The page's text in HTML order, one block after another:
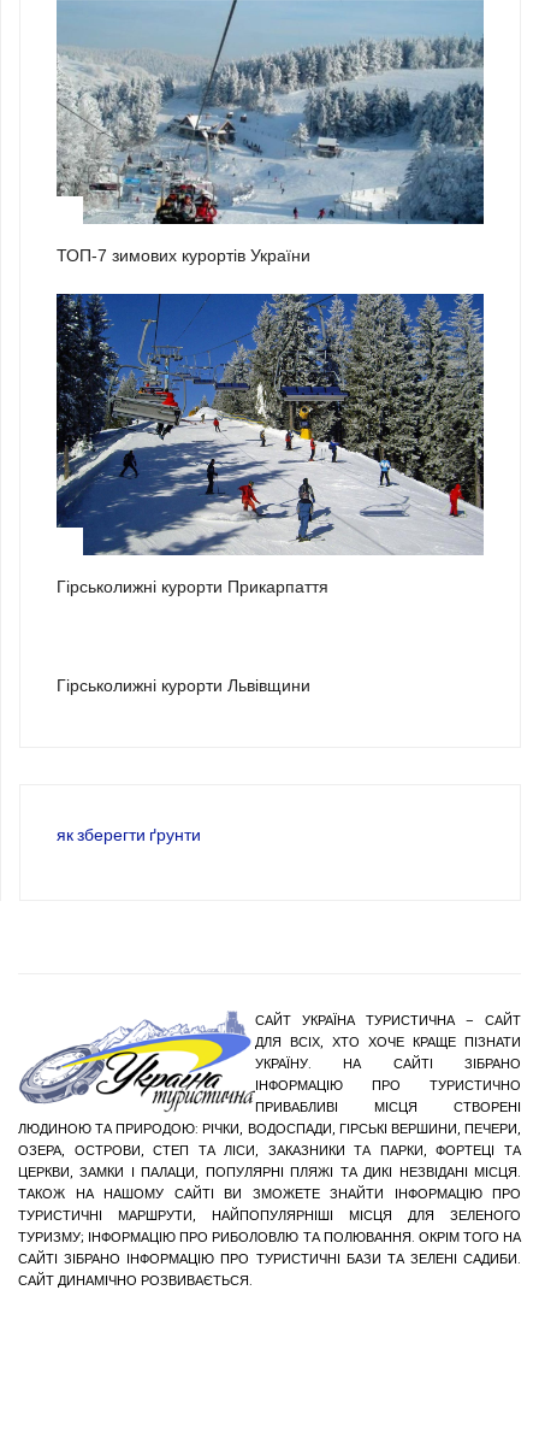
ТОП-7 зимових курортів України
Гірськолижні курорти Прикарпаття
Гірськолижні курорти Львівщини
як зберегти ґрунти
САЙТ УКРАЇНА ТУРИСТИЧНА – САЙТ
ДЛЯ ВСІХ, ХТО ХОЧЕ КРАЩЕ ПІЗНАТИ
УКРАЇНУ. НА САЙТІ ЗІБРАНО
ІНФОРМАЦІЮ ПРО ТУРИСТИЧНО
ПРИВАБЛИВІ МІСЦЯ СТВОРЕНІ
ЛЮДИНОЮ ТА ПРИРОДОЮ: РІЧКИ, ВОДОСПАДИ, ГІРСЬКІ ВЕРШИНИ, ПЕЧЕРИ,
ОЗЕРА, ОСТРОВИ, СТЕП ТА ЛІСИ, ЗАКАЗНИКИ ТА ПАРКИ, ФОРТЕЦІ ТА
ЦЕРКВИ, ЗАМКИ І ПАЛАЦИ, ПОПУЛЯРНІ ПЛЯЖІ ТА ДИКІ НЕЗВІДАНІ МІСЦЯ.
ТАКОЖ НА НАШОМУ САЙТІ ВИ ЗМОЖЕТЕ ЗНАЙТИ ІНФОРМАЦІЮ ПРО
ТУРИСТИЧНІ МАРШРУТИ, НАЙПОПУЛЯРНІШІ МІСЦЯ ДЛЯ ЗЕЛЕНОГО
ТУРИЗМУ; ІНФОРМАЦІЮ ПРО РИБОЛОВЛЮ ТА ПОЛЮВАННЯ. ОКРІМ ТОГО НА
САЙТІ ЗІБРАНО ІНФОРМАЦІЮ ПРО ТУРИСТИЧНІ БАЗИ ТА ЗЕЛЕНІ САДИБИ.
САЙТ ДИНАМІЧНО РОЗВИВАЄТЬСЯ.